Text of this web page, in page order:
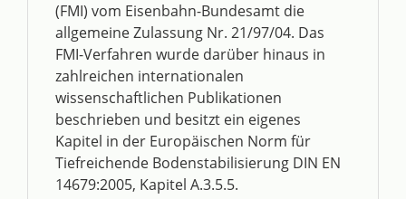
(FMI) vom Eisenbahn-Bundesamt die
allgemeine Zulassung Nr. 21/97/04. Das
FMI-Verfahren wurde darüber hinaus in
zahlreichen internationalen
wissenschaftlichen Publikationen
beschrieben und besitzt ein eigenes
Kapitel in der Europäischen Norm für
Tiefreichende Bodenstabilisierung DIN EN
14679:2005, Kapitel A.3.5.5.